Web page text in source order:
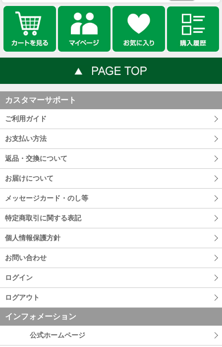
カスタマーサポート
ご利用ガイド
お支払い方法
返品・交換について
お届けについて
メッセージカード・のし等
特定商取引に関する表記
個人情報保護方針
お問い合わせ
ログイン
ログアウト
インフォメーション
公式ホームページ